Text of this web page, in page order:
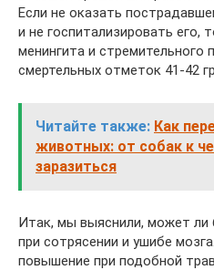
Если не оказать
и не госпитализировать его,
менингита и
смертельных отметок 41-42
Читайте также: Как
животных: от собак к
заразиться
Итак, мы выяснили, может ли
при сотрясении и ушибе
повышение при подобной